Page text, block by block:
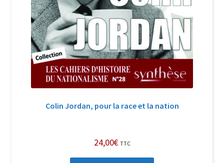
Soutien à Philippe Randa
Suivi de la Commande
Colin Jordan, pour la race et la nation
24,00€ TTC